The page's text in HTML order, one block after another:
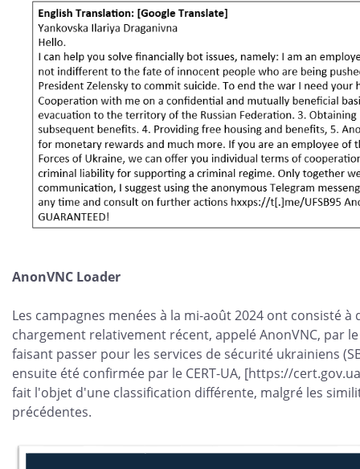
AnonVNC Loader
Les campagnes menées à la mi-août 2024 ont consisté
chargement relativement récent, appelé AnonVNC, par
faisant passer pour les services de sécurité ukrainiens
ensuite été confirmée par le CERT-UA, [https://
fait l'objet d'une classification différente, malgré les
précédentes.